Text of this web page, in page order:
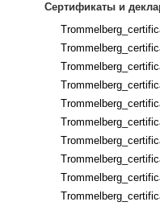
Сертификаты и